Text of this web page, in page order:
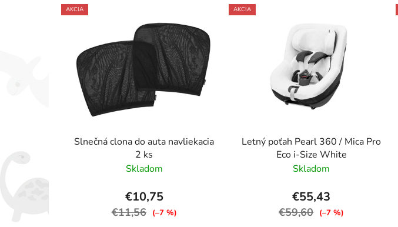
AKCIA
Slnečná clona do auta navliekacia
2 ks
Skladom
€10,75
€11,56 (–7 %)
AKCIA
Letný poťah Pearl 360 / Mica Pro
Eco i-Size White
Skladom
€55,43
€59,60 (–7 %)